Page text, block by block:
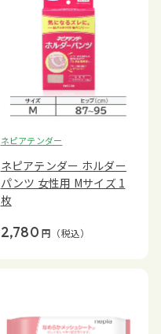
ネピアテンダー
ネピアテンダー ホルダー
パンツ 女性用 Mサイズ 1
枚
2,780 円 （税込）